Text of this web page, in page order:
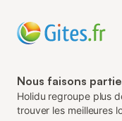
Nous faisons
Holidu regroupe plus
trouver les meilleures